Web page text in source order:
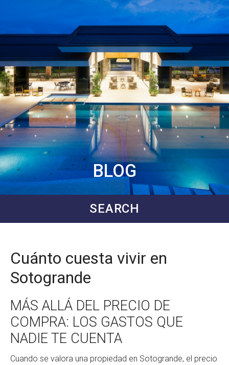
BLOG
SEARCH
Cuánto cuesta vivir en
Sotogrande
MÁS ALLÁ DEL PRECIO DE
COMPRA: LOS GASTOS QUE
NADIE TE CUENTA
Cuando se valora una propiedad en Sotogrande, el precio